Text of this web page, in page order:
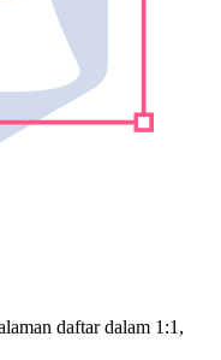
daftar dalam 1:1,